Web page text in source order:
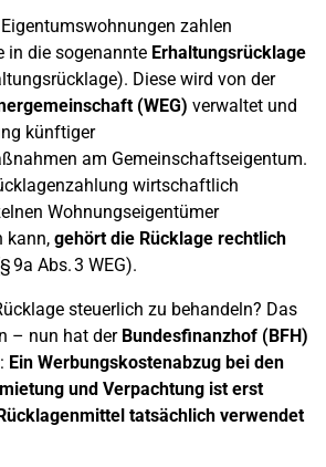
zahlen
in die sogenannte Erhaltungsrücklage
Diese wird von der
(WEG) verwaltet und
künftiger
am Gemeinschaftseigentum.
wirtschaftlich
Wohnungseigentümer
kann, gehört die Rücklage rechtlich
9a Abs. 3 WEG).
steuerlich zu behandeln? Das
– nun hat der Bundesfinanzhof (BFH)
Ein Werbungskostenabzug bei den
und Verpachtung ist erst
tatsächlich verwendet